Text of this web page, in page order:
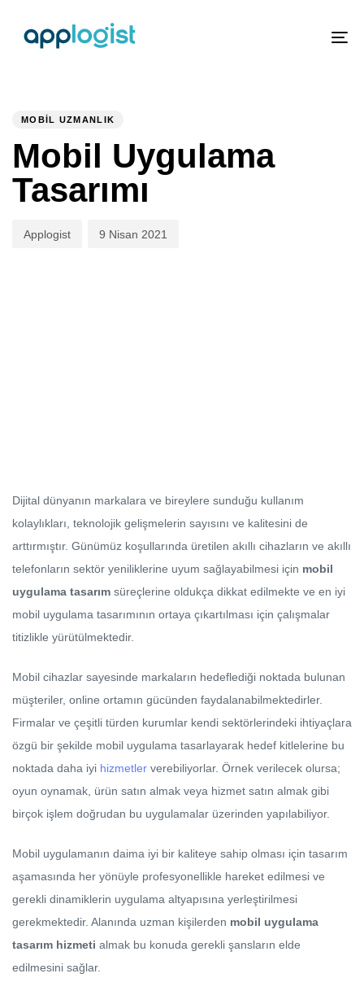
MOBIL UZMANLIK
Mobil Uygulama
Tasarımı
Applogist 9 Nisan 2021
Dijital dünyanın markalara ve bireylere sunduğu kullanım
kolaylıkları, teknolojik gelişmelerin sayısını ve kalitesini de
arttırmıştır. Günümüz koşullarında üretilen akıllı cihazların ve akıllı
telefonların sektör yeniliklerine uyum sağlayabilmesi için mobil
uygulama tasarım süreçlerine oldukça dikkat edilmekte ve en iyi
mobil uygulama tasarımının ortaya çıkartılması için çalışmalar
titizlikle yürütülmektedir.
Mobil cihazlar sayesinde markaların hedeflediği noktada bulunan
müşteriler, online ortamın gücünden faydalanabilmektedirler.
Firmalar ve çeşitli türden kurumlar kendi sektörlerindeki ihtiyaçlara
özgü bir şekilde mobil uygulama tasarlayarak hedef kitlelerine bu
noktada daha iyi hizmetler verebiliyorlar. Örnek verilecek olursa;
oyun oynamak, ürün satın almak veya hizmet satın almak gibi
birçok işlem doğrudan bu uygulamalar üzerinden yapılabiliyor.
Mobil uygulamanın daima iyi bir kaliteye sahip olması için tasarım
aşamasında her yönüyle profesyonellikle hareket edilmesi ve
gerekli dinamiklerin uygulama altyapısına yerleştirilmesi
gerekmektedir. Alanında uzman kişilerden mobil uygulama
tasarım hizmeti almak bu konuda gerekli şansların elde
edilmesini sağlar.